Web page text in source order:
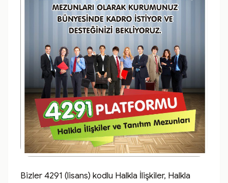
Bizler 4291 (lisans) kodlu Halkla İlişkiler, Halkla